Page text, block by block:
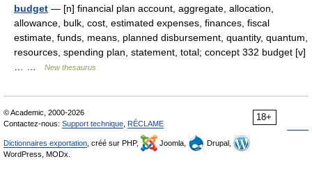
budget — [n] financial plan account, aggregate, allocation,
allowance, bulk, cost, estimated expenses, finances, fiscal
estimate, funds, means, planned disbursement, quantity, quantum,
resources, spending plan, statement, total; concept 332 budget [v]
New thesaurus
18+
© Academic, 2000-2026
Contactez-nous: Support technique RÉCLAME
Dictionnaires exportation , créé sur PHP, Joomla,
Drupal,
WordPress, MODx.